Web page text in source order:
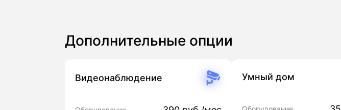
Дополнительные опции
Видеонаблюдение Умный дом